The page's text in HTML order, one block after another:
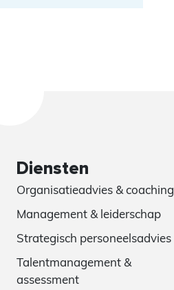
Diensten
Organisatieadvies & coaching
Management & leiderschap
Strategisch personeelsadvies
Talentmanagement &
assessment